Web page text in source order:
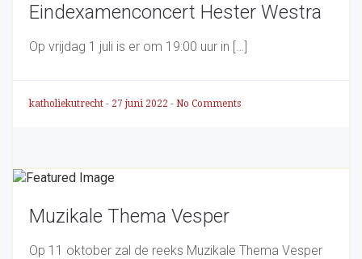
Eindexamenconcert Hester Westra
Op vrijdag 1 juli is er om 19:00 uur in […]
katholiekutrecht - 27 juni 2022 - No Comments
Muzikale Thema Vesper
Op 11 oktober zal de reeks Muzikale Thema Vesper